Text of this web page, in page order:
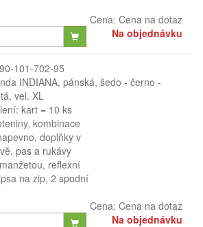
Cena: Cena na dotaz
Na objednávku
101-702-95
INDIANA, pánská, šedo - černo -
vel. XL
kart = 10 ks
kombinace
doplňky v
pas a rukávy
reflexní
na zip, 2 spodní
Cena: Cena na dotaz
Na objednávku